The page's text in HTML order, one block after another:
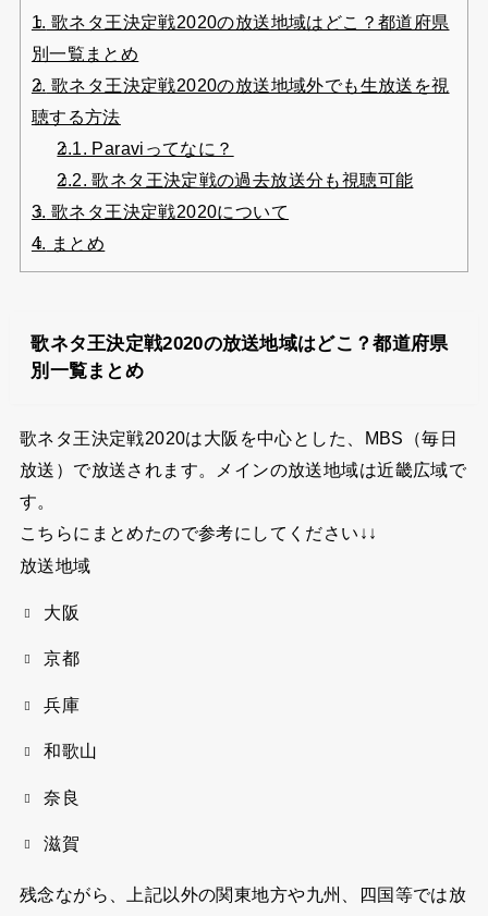
1. 歌ネタ王決定戦2020の放送地域はどこ？都道府県
別一覧まとめ
2. 歌ネタ王決定戦2020の放送地域外でも生放送を視
聴する方法
2.1. Paraviってなに？
2.2. 歌ネタ王決定戦の過去放送分も視聴可能
3. 歌ネタ王決定戦2020について
4. まとめ
歌ネタ王決定戦2020の放送地域はどこ？都道府県
別一覧まとめ
歌ネタ王決定戦2020は大阪を中心とした、MBS（毎日
放送）で放送されます。メインの放送地域は近畿広域で
す。
こちらにまとめたので参考にしてください↓↓
放送地域
大阪
京都
兵庫
和歌山
奈良
滋賀
残念ながら、上記以外の関東地方や九州、四国等では放